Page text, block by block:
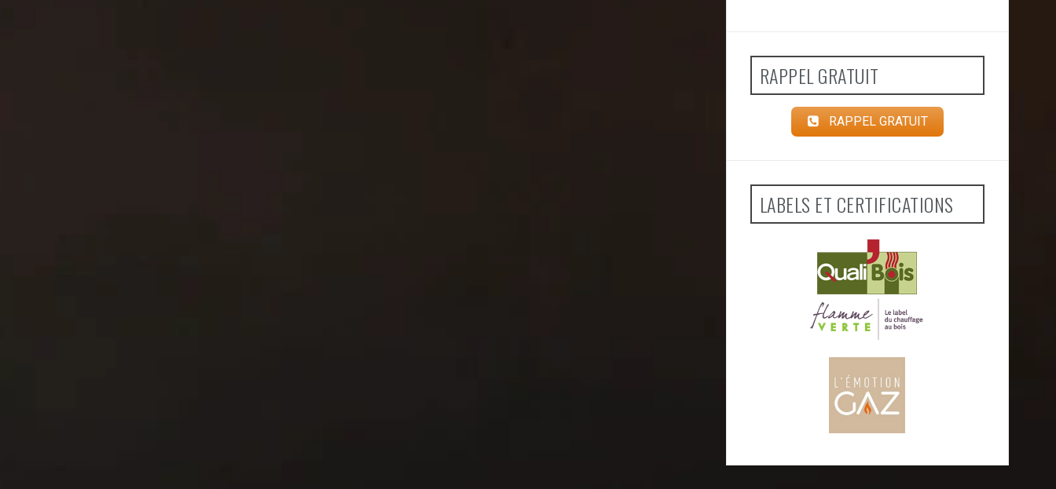
RAPPEL GRATUIT
RAPPEL GRATUIT
LABELS ET CERTIFICATIONS